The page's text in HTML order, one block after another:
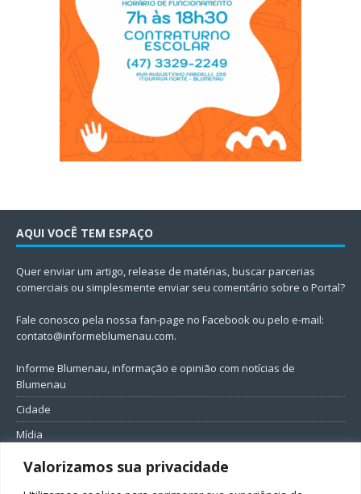
Valorizamos sua privacidade
AQUI VOCÊ TEM ESPAÇO
Quer enviar um artigo, release de matérias, buscar parcerias
comerciais ou simplesmente enviar seu comentário sobre o Portal?
Fale conosco pela nossa fan-page no Facebook ou pelo e-mail:
contato@informeblumenau.com.
Informe Blumenau, informação e opinião com notícias de
Blumenau
Cidade
Mídia
Entretenimento